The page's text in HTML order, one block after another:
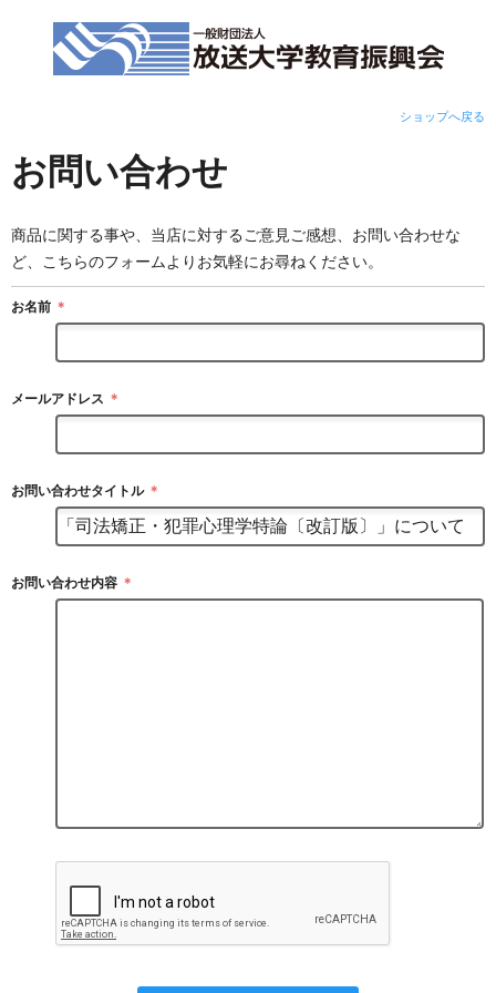
ショップへ戻る
お問い合わせ
商品に関する事や、当店に対するご意見ご感想、お問い合わせな
ど、こちらのフォームよりお気軽にお尋ねください。
お名前 ＊
メールアドレス ＊
お問い合わせタイトル ＊
お問い合わせ内容 ＊